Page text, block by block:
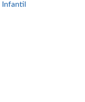
Infantil